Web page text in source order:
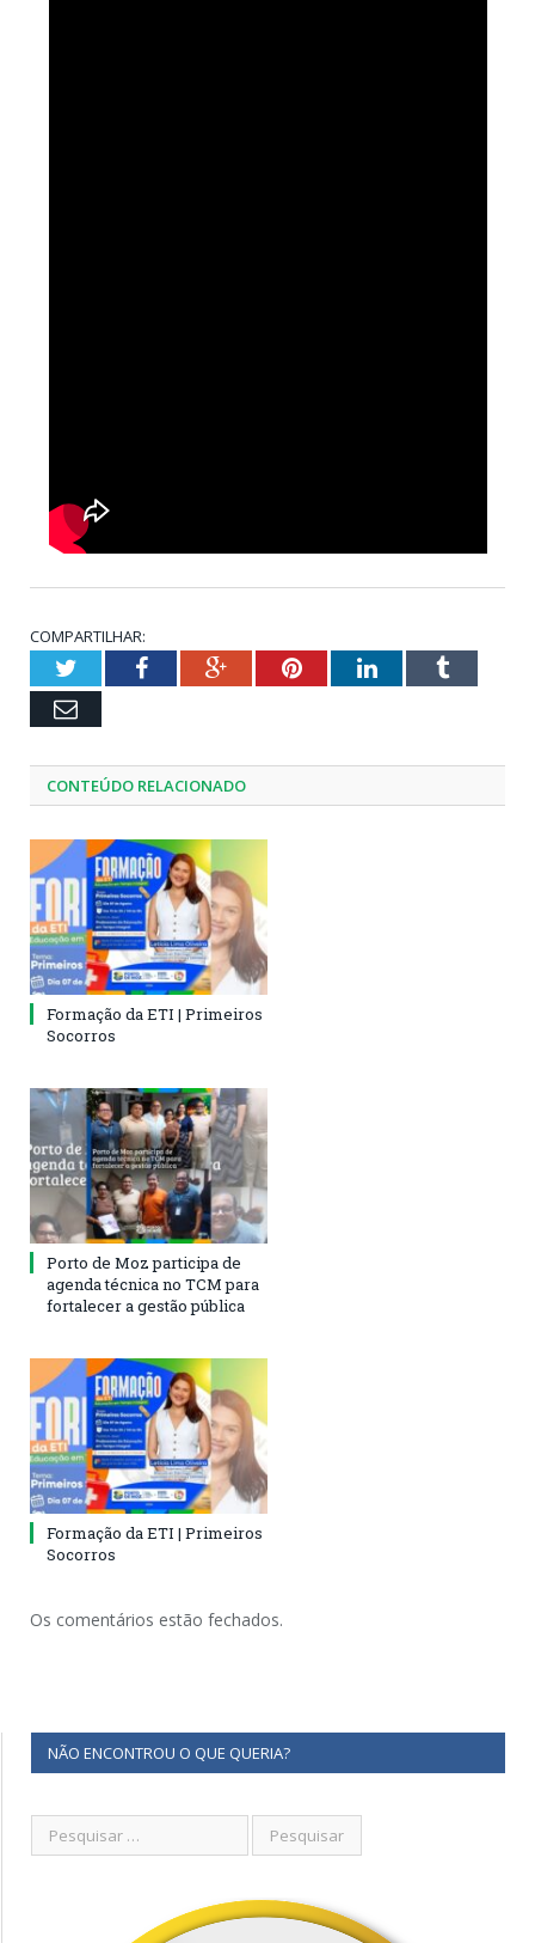
COMPARTILHAR:
TwitterFacebookGoogle+PinterestLinkedInTumblr
Email
CONTEÚDO RELACIONADO
Formação da ETI | Primeiros
Socorros
Porto de Moz participa de
agenda técnica no TCM para
fortalecer a gestão pública
Formação da ETI | Primeiros
Socorros
Os comentários estão fechados.
NÃO ENCONTROU O QUE QUERIA?